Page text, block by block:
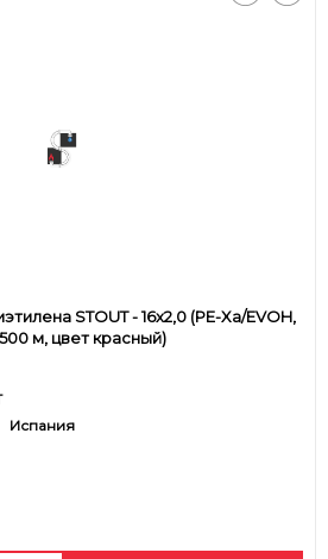
STOUT - 16x2,0 (PE-Xa/EVOH,
м, цвет красный)
Испания